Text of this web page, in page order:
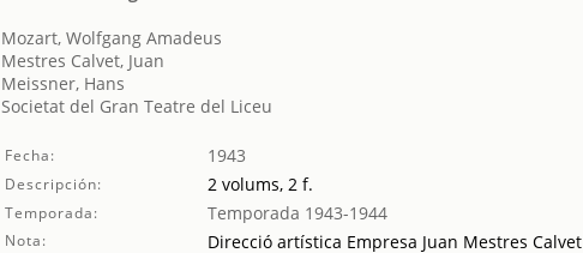
Mozart, Wolfgang Amadeus
Mestres Calvet, Juan
Meissner, Hans
Societat del Gran Teatre del Liceu
Fecha: 1943
Descripción: 2 volums, 2 f.
Temporada: Temporada 1943-1944
Nota: Direcció artística Empresa Juan Mestres Calvet